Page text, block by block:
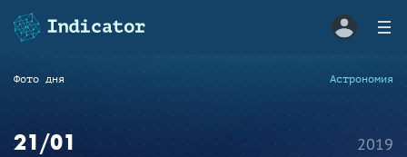
Фото дня Астрономия
21/01 2019